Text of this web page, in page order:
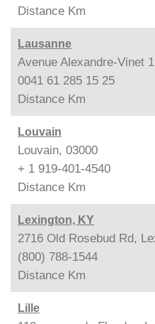
Distance Km
Lausanne
Avenue Alexandre-Vinet
0041 61 285 15 25
Distance Km
Louvain
Louvain, 03000
+ 1 919-401-4540
Distance Km
Lexington, KY
2716 Old Rosebud Rd,
(800) 788-1544
Distance Km
Lille